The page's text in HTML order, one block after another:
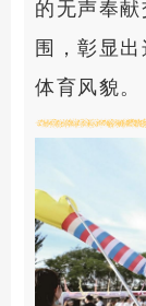
的无声奉
围，彰显
体育风貌。